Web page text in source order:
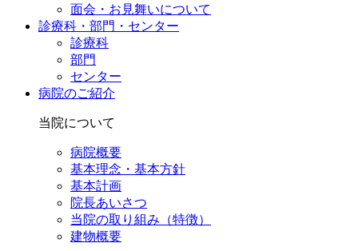
面会・お見舞いについて
診療科・部門・センター
診療科
部門
センター
病院のご紹介
当院について
病院概要
基本理念・基本方針
基本計画
院長あいさつ
当院の取り組み（特徴）
建物概要